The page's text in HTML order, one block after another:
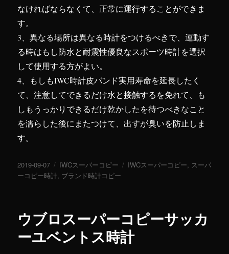
なければならなくて、正常に運行することができま
す。
3、異なる場所は異なる時計をつけるべきで、運動す
る時はもし防水と耐震性優良なスポーツ時計を選択
して使用する方がよい。
4、もしもIWC時計皮バンド実用寿命を延長したく
て、注意してできるだけ水と接触するを免れて、も
しもうっかりできるだけ乾かしたを待つべきなこと
を濡らした後にまたつけて、出すが臭いを防止しま
す。
投
稿
2019-09-07
カ
テ
IWCスーパーコピー
タ
IWCスーパーコピー, スーパ
ーコピー時計, ブランド時計コピー
ウブロスーパーコピーサッカ
ーユベントス時計